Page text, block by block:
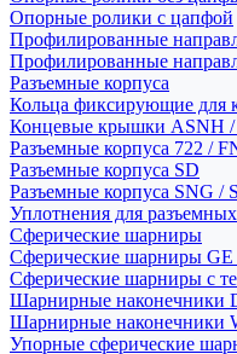
Опорные ролики с цапфой
Профилированные
Профилированные
Разъемные корпуса
Кольца фиксирующие для
Концевые крышки ASNH
Разъемные корпуса 722 /
Разъемные корпуса SD
Разъемные корпуса SNG /
Уплотнения для
Сферические шарниры
Сферические шарниры
Сферические шарниры с
Шарнирные наконечники
Шарнирные наконечники
Упорные сферические